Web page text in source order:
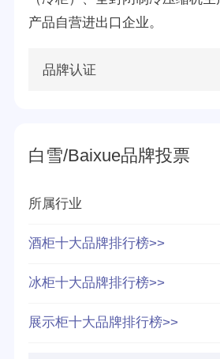
产品自营进出口企业。
品牌认证
品牌源地
创立时间
分享量
好评率
参与榜单数
白雪/Baixue品牌投票
所属行业
酒柜十大品牌排行榜>>
冰柜十大品牌排行榜>>
展示柜十大品牌排行榜>>